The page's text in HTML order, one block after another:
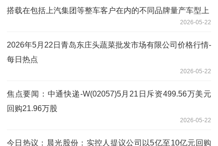
搭载在包括上汽集团等整车客户在内的不同品牌量产车型上
2026-05-22
2026年5月22日青岛东庄头蔬菜批发市场有限公司价格行情-
每日热点
2026-05-22
焦点要闻：中通快递-W(02057)5月21日斥资499.56万美元
回购21.96万股
2026-05-22
今日热议：晨光股份：实控人提议公司以5亿至10亿元回购